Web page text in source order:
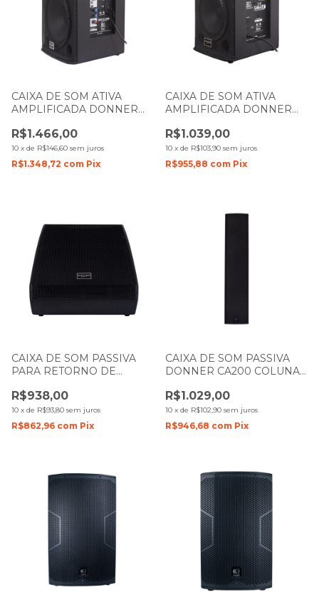
CAIXA DE SOM ATIVA
AMPLIFICADA DONNER
R$1.466,00
10 x de R$146,60 sem juros
R$1.348,72 com Pix
CAIXA DE SOM ATIVA
AMPLIFICADA DONNER
R$1.039,00
10 x de R$103,90 sem juros
R$955,88 com Pix
CAIXA DE SOM PASSIVA
PARA RETORNO DE
125W LL AUDIO
R$938,00
10 x de R$93,80 sem juros
R$862,96 com Pix
CAIXA DE SOM PASSIVA
DONNER CA200 COLUNA
R$1.029,00
10 x de R$102,90 sem juros
R$946,68 com Pix